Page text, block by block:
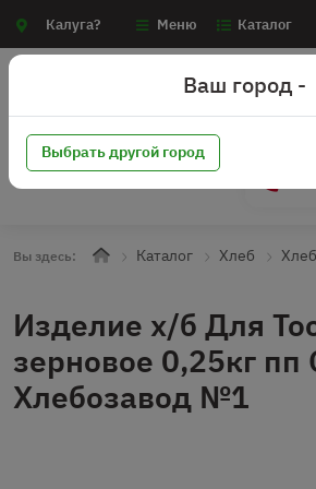
Калуга? Меню Каталог
Вы здесь: Каталог Хлеб
Изделие х/б Для
зерновое 0,25кг
Хлебозавод №1
Ваш город -
Выбрать другой город